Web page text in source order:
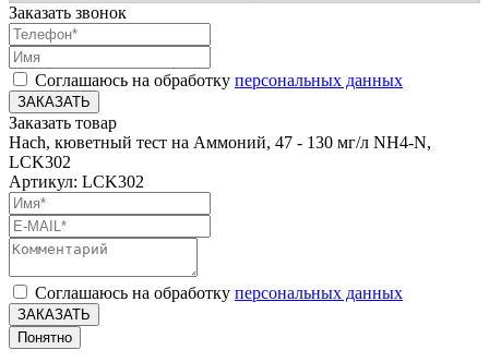
Заказать звонок
Соглашаюсь на обработку персональных данных
ЗАКАЗАТЬ
Заказать товар
Hach, кюветный тест на Аммоний, 47 - 130 мг/л NH4-N,
LCK302
Артикул: LCK302
Соглашаюсь на обработку персональных данных
ЗАКАЗАТЬ
Понятно